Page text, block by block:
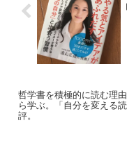
哲学書を積極的に読む理
ら学ぶ。「自分を変える
評。